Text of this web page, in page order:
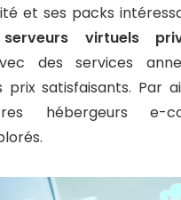
et ses packs
virtuels
des services
satisfaisants. Par
hébergeurs e-